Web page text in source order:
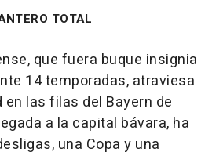
TOTAL
que fuera buque insignia
14 temporadas, atraviesa
las filas del Bayern de
a la capital bávara, ha
una Copa y una